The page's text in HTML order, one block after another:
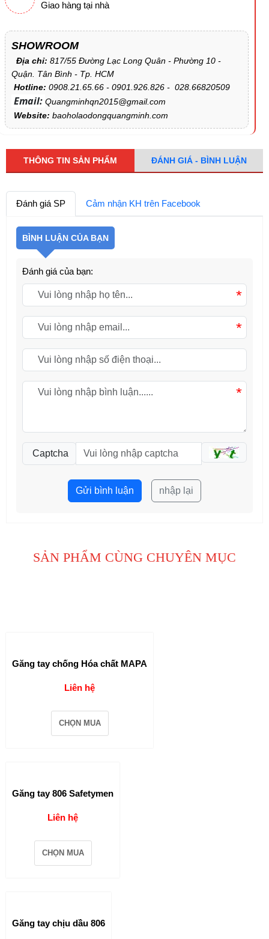
Giao hàng tại nhà
SHOWROOM
Địa chỉ: 817/55 Đường Lạc Long Quân - Phường 10 -
Quận. Tân Bình - Tp. HCM
Hotline: 0908.21.65.66 - 0901.926.826 - 028.66820509
Email: Quangminhqn2015@gmail.com
Website: baoholaodongquangminh.com
THÔNG TIN SẢN PHẨM ĐÁNH GIÁ - BÌNH LUẬN
Đánh giá SP Cảm nhận KH trên Facebook
BÌNH LUẬN CỦA BẠN
Đánh giá của bạn:
*
*
*
Captcha
Gửi bình luận nhập lại
SẢN PHẨM CÙNG CHUYÊN MỤC
Găng tay chống Hóa chất MAPA
Liên hệ
CHỌN MUA
Găng tay 806 Safetymen
Liên hệ
CHỌN MUA
Găng tay chịu dầu 806